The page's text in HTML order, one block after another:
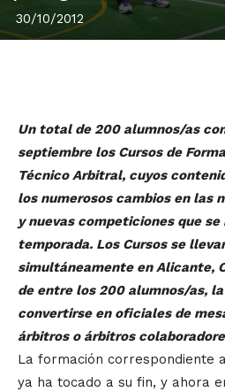
30/10/2012
Un total de 200 alumnos/as
septiembre los Cursos de
Técnico Arbitral, cuyos
los numerosos cambios en las
y nuevas competiciones que
temporada. Los Cursos se
simultáneamente en Alicante,
de entre los 200 alumnos/as,
convertirse en oficiales de
árbitros o árbitros
La formación correspondiente
ya ha tocado a su fin, y ahora